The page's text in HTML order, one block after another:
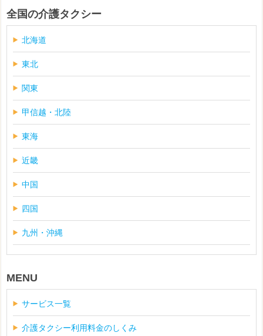
全国の介護タクシー
北海道
東北
関東
甲信越・北陸
東海
近畿
中国
四国
九州・沖縄
MENU
サービス一覧
介護タクシー利用料金のしくみ